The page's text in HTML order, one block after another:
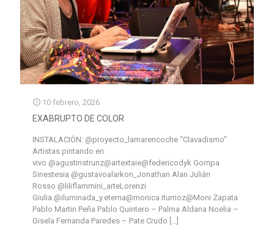
10 febrero, 2026
EXABRUPTO DE COLOR
INSTALACIÓN: @proyecto_lamarencoche “Clavadismo”
Artistas pintando en
vivo @agustinstrunz@artextaie@federicodyk Gompa
Sinestesia @gustavoalarkon_Jonathan Alan Julián
Rosso @liliflammini_arteLorenzi
Giulia @iluminada_y.eterna@monica.iturrioz@Moni Zapata
Pablo Martin Peña Pablo Quintero – Palma Aldana Noelia –
Gisela Fernanda Paredes – Pate Crudo